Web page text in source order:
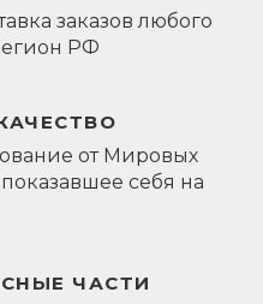
заказов любого
РФ
от Мировых
себя на
ЧАСТИ